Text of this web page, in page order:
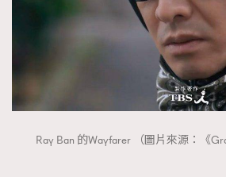
Ray Ban 的Wayfarer （圖片來源：《